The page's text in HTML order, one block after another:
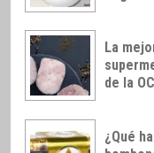
La
de la
¿Qué